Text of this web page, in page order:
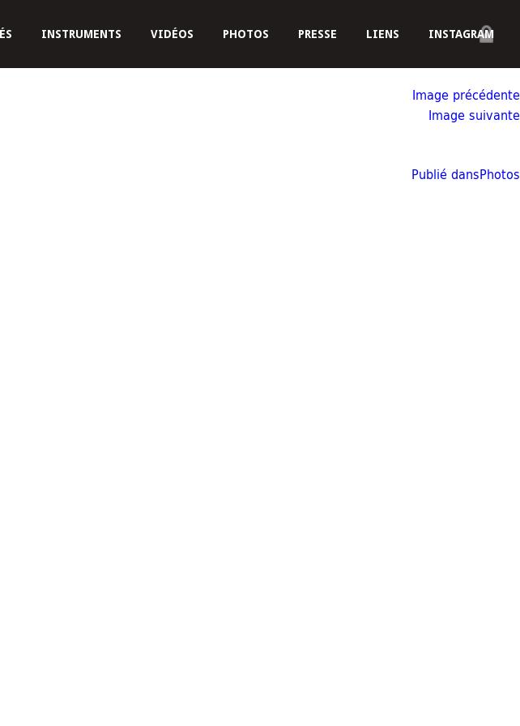
INSTRUMENTS VIDÉOS PHOTOS PRESSE LIENS INSTAGRAM
Image précédente
Image suivante
Publié dansPhotos